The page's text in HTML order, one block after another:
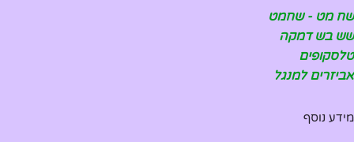
שח מט - שחמט
שש בש דמקה
טלסקופים
אביזרים למנגל
מידע נוסף